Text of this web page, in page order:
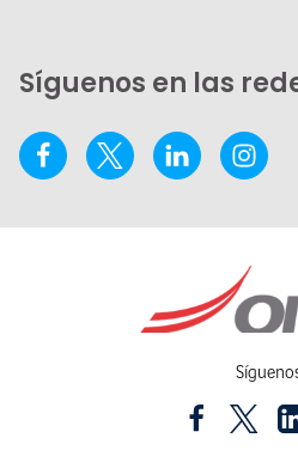
Síguenos en las